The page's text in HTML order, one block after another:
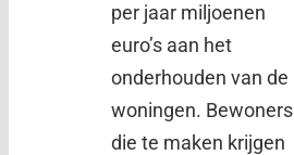
per jaar miljoenen
euro’s aan het
onderhouden van de
woningen. Bewoners
die te maken krijgen